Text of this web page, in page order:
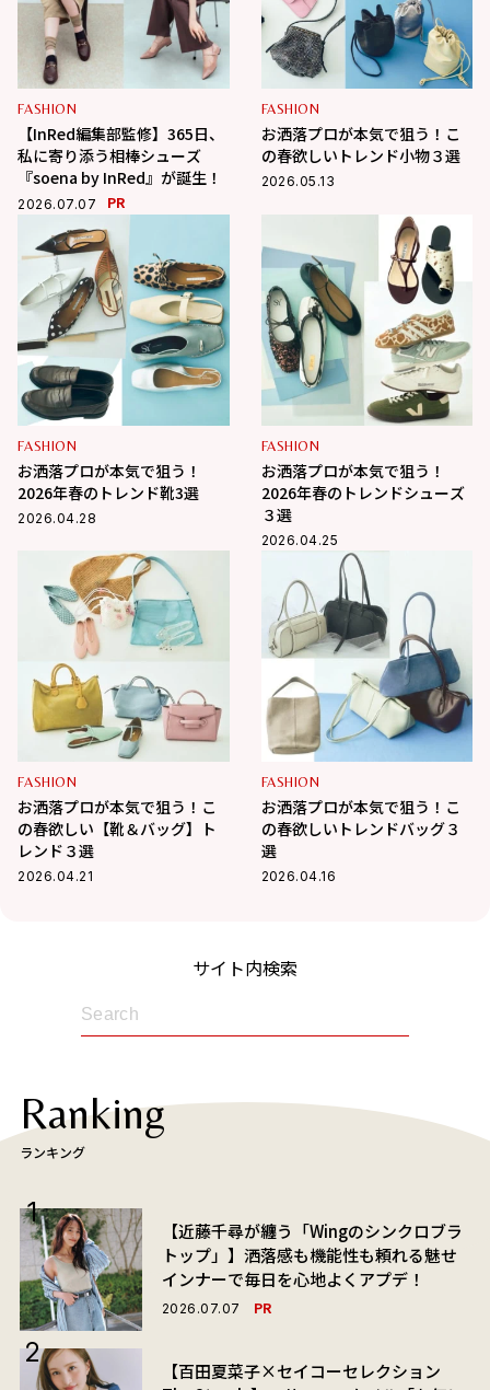
FASHION
【InRed編集部監修】365日、
私に寄り添う相棒シューズ
『soena by InRed』が誕生！
2026.07.07 PR
FASHION
お洒落プロが本気で狙う！こ
の春欲しいトレンド小物３選
2026.05.13
FASHION
お洒落プロが本気で狙う！
2026年春のトレンド靴3選
2026.04.28
FASHION
お洒落プロが本気で狙う！
2026年春のトレンドシューズ
３選
2026.04.25
FASHION
お洒落プロが本気で狙う！こ
の春欲しい【靴＆バッグ】ト
レンド３選
2026.04.21
FASHION
お洒落プロが本気で狙う！こ
の春欲しいトレンドバッグ３
選
2026.04.16
サイト内検索
Ranking
ランキング
【近藤千尋が纏う「Wingのシンクロブラ
トップ」】洒落感も機能性も頼れる魅せ
インナーで毎日を心地よくアプデ！
2026.07.07 PR
【百田夏菜子×セイコーセレクション